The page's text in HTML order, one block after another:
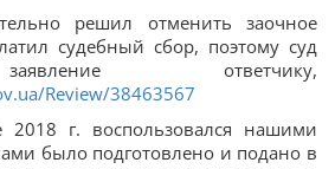
решил отменить заочное
судебный сбор, поэтому суд
ответчику,
Review/38463567
2018 г. воспользовался нашими
было подготовлено и подано в